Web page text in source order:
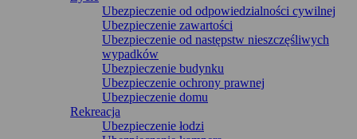
Ubezpieczenie od odpowiedzialności cywilnej
Ubezpieczenie zawartości
Ubezpieczenie od następstw nieszczęśliwych
wypadków
Ubezpieczenie budynku
Ubezpieczenie ochrony prawnej
Ubezpieczenie domu
Rekreacja
Ubezpieczenie łodzi